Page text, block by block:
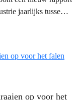
jaarlijks tussen
en
vooral sterk
van.…
op voor het